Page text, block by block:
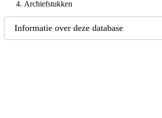
Archiefstukken
Informatie over deze database